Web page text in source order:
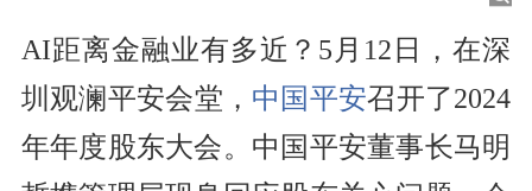
AI距离金融业有多近？5月12日，在深
圳观澜平安会堂， 中国平安召开了2024
年年度股东大会。中国平安董事长马明